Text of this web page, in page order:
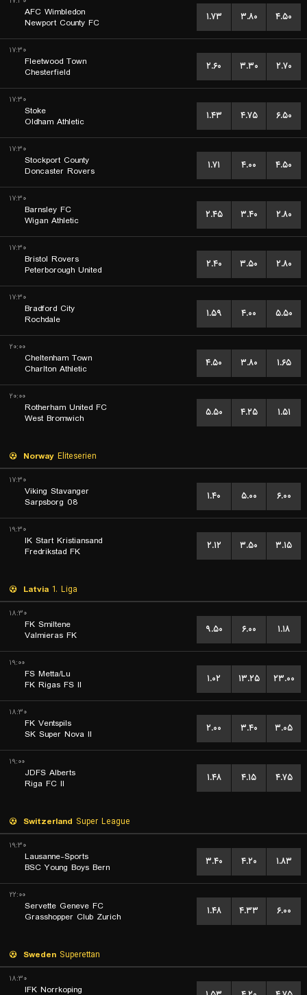
AFC Wimbledon
Newport County FC
۱.۷۳ ۳.۸۰ ۴.۵۰
۱۷:۳۰
Fleetwood Town
Chesterfield
۲.۶۰ ۳.۳۰ ۲.۷۰
۱۷:۳۰
Stoke
Oldham Athletic
۱.۴۳ ۴.۷۵ ۶.۵۰
۱۷:۳۰
Stockport County
Doncaster Rovers
۱.۷۱ ۴.۰۰ ۴.۵۰
۱۷:۳۰
Barnsley FC
Wigan Athletic
۲.۴۵ ۳.۴۰ ۲.۸۰
۱۷:۳۰
Bristol Rovers
Peterborough United
۲.۴۰ ۳.۵۰ ۲.۸۰
۱۷:۳۰
Bradford City
Rochdale
۱.۵۹ ۴.۰۰ ۵.۵۰
۲۰:۰۰
Cheltenham Town
Charlton Athletic
۴.۵۰ ۳.۸۰ ۱.۶۵
۲۰:۰۰
Rotherham United FC
West Bromwich
۵.۵۰ ۴.۲۵ ۱.۵۱
Norway Eliteserien
۱۷:۳۰
Viking Stavanger
Sarpsborg 08
۱.۴۰ ۵.۰۰ ۶.۰۰
۱۹:۳۰
IK Start Kristiansand
Fredrikstad FK
۲.۱۲ ۳.۵۰ ۳.۱۵
Latvia 1. Liga
۱۸:۳۰
FK Smiltene
Valmieras FK
۹.۵۰ ۶.۰۰ ۱.۱۸
۱۹:۰۰
FS Metta/Lu
FK Rigas FS II
۱.۰۲ ۱۳.۲۵ ۲۳.۰۰
۱۸:۳۰
FK Ventspils
SK Super Nova II
۲.۰۰ ۳.۴۰ ۳.۰۵
۱۹:۰۰
JDFS Alberts
Riga FC II
۱.۴۸ ۴.۱۵ ۴.۷۵
Switzerland Super League
۱۹:۳۰
Lausanne-Sports
BSC Young Boys Bern
۳.۴۰ ۴.۲۰ ۱.۸۳
۲۲:۰۰
Servette Geneve FC
Grasshopper Club Zurich
۱.۴۸ ۴.۳۳ ۶.۰۰
Sweden Superettan
۱۸:۳۰
IFK Norrkoping